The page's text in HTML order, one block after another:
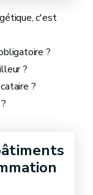
c'est
?
?
?